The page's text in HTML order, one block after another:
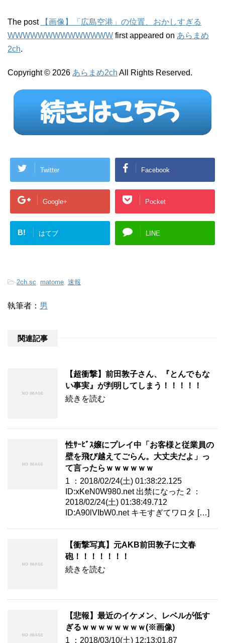
The post
【画像】「広島空港」の位置、おかしすぎる
WWWWWWWWWWWWWW first appeared on あらまめ
2ch.
Copyright © 2026 あらまめ2ch All Rights Reserved.
Twitter Facebook
Google+ Pocket
B! はてブ LINE
-2ch.sc, matome, 速報
執筆者： 男
関連記事
【超衝撃】前田敦子さん、『とんでもな
い事実』が判明してしまう！！！！！
続きを読む
性ｻｰﾋﾞｽ嬢にプレイ中「お客様と従業員の
壁を飛び越えてごらん。大丈夫だよ」っ
て言ったらｗｗｗｗｗｗ
1 ：2018/02/24(土) 01:38:22.125
ID:xKeN0W980.net 出禁になった 2 ：
2018/02/24(土) 01:38:49.712
ID:A90lVIbW0.net キモすぎてワロタ […]
【衝撃写真】元AKB前田敦子に文春
砲！！！！！！！
続きを読む
【悲報】最近のイケメン、レベルが低す
ぎるｗｗｗｗｗｗｗｗ(※画像)
1 ：2018/03/10(土) 12:13:01.87